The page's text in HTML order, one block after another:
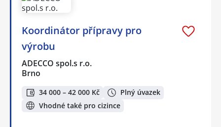
Koordinátor přípravy pro
výrobu
ADECCO spol.s r.o.
Brno
34 000 – 42 000 Kč
Plný úvazek
Vhodné také pro cizince